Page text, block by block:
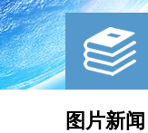
图片新